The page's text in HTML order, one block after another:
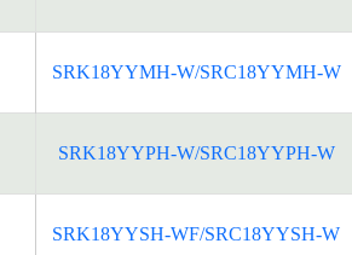
SRK18YYMH-W/SRC18YYMH-W
SRK18YYPH-W/SRC18YYPH-W
SRK18YYSH-WF/SRC18YYSH-W